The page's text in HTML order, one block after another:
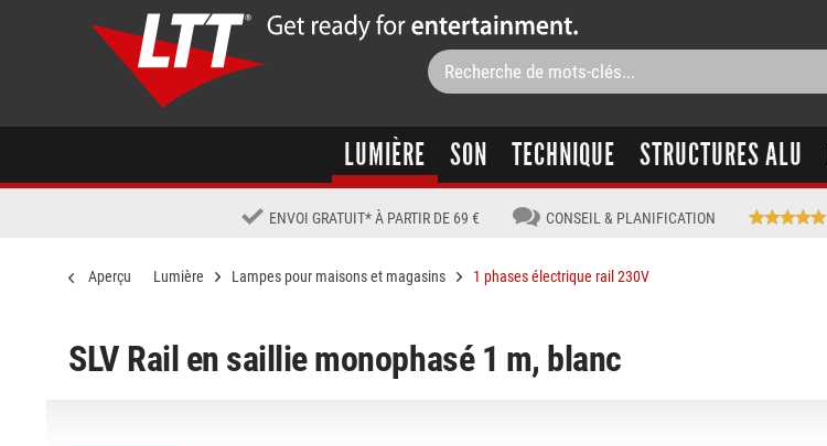
LUMIÈRE SON TECHNIQUE STRUCTURES ALU
ENVOI GRATUIT* À PARTIR DE 69 € CONSEIL & PLANIFICATION
Aperçu Lumière Lampes pour maisons et magasins 1 phases électrique rail 230V
SLV Rail en saillie monophasé 1 m, blanc